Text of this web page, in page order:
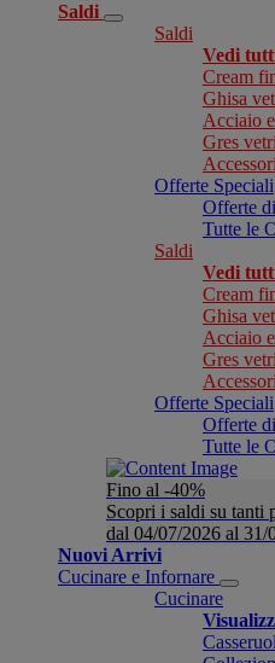
Saldi
Saldi
Vedi
Cream
Ghisa
Acciaio
Gres
Offerte Speciali
Offerte
Tutte le
Saldi
Vedi
Cream
Ghisa
Acciaio
Gres
Offerte Speciali
Offerte
Tutte le
Fino al -40%
Scopri i saldi su tanti
dal 04/07/2026 al 31/
Nuovi Arrivi
Cucinare e Infornare
Cucinare